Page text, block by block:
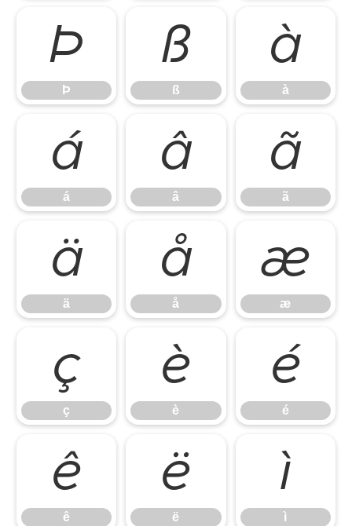
Þ
Þ
ß
ß
à
à
á
á
â
â
ã
ã
ä
ä
å
å
æ
æ
ç
ç
è
è
é
é
ê
ê
ë
ë
ì
ì